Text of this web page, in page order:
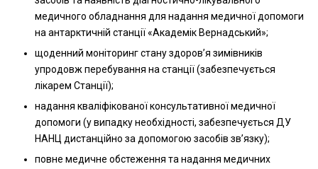
медичного обладнання для надання медичної допомоги
на антарктичній станції «Академік Вернадський»;
щоденний моніторинг стану здоров’я зимівників
упродовж перебування на станції (забезпечується
лікарем Станції);
надання кваліфікованої консультативної медичної
допомоги (у випадку необхідності, забезпечується ДУ
НАНЦ дистанційно за допомогою засобів зв’язку);
повне медичне обстеження та надання медичних